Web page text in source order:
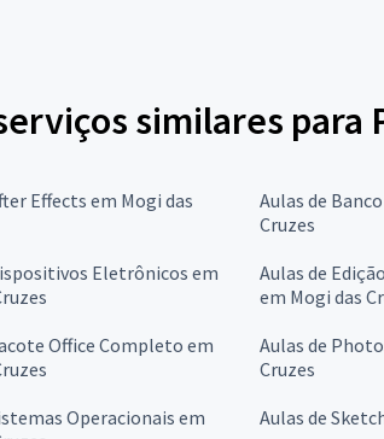
similares
Effects em Mogi das
Aulas de
Cruzes
Eletrônicos em
Aulas de
em Mogi das
Office Completo em
Aulas de
Cruzes
Operacionais em
Aulas de